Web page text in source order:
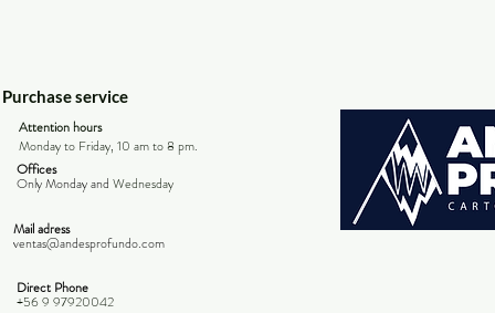
Purchase service
Attention hours
Monday to Friday, 10 am to 8 pm.
Offices
Only Monday and Wednesday
Mail adress
ventas@andesprofundo.com
Direct Phone
+56 9 97920042